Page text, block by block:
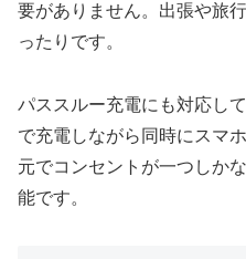
要がありません。出張や旅
ったりです。
パススルー充電にも対応し
で充電しながら同時にスマ
元でコンセントが一つしか
能です。